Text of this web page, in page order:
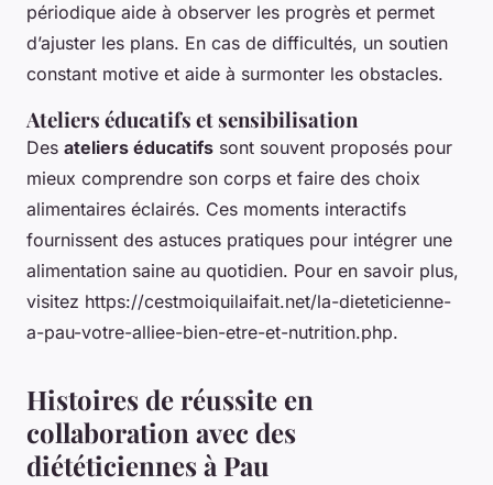
périodique aide à observer les progrès et permet
d’ajuster les plans. En cas de difficultés, un soutien
constant motive et aide à surmonter les obstacles.
Ateliers éducatifs et sensibilisation
Des ateliers éducatifs sont souvent proposés pour
mieux comprendre son corps et faire des choix
alimentaires éclairés. Ces moments interactifs
fournissent des astuces pratiques pour intégrer une
alimentation saine au quotidien. Pour en savoir plus,
visitez https://cestmoiquilaifait.net/la-dieteticienne-
a-pau-votre-alliee-bien-etre-et-nutrition.php.
Histoires de réussite en
collaboration avec des
diététiciennes à Pau